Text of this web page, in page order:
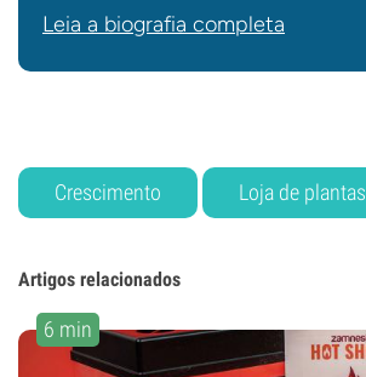
Leia a biografia completa
Crescimento Loja de plantas
Artigos relacionados
6 min